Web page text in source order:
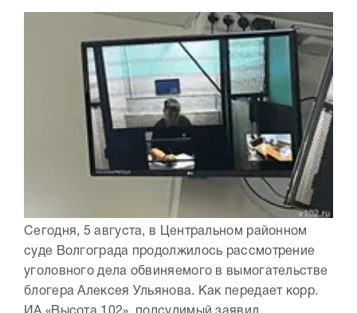
Сегодня, 5 августа, в Центральном районном
суде Волгограда продолжилось рассмотрение
уголовного дела обвиняемого в вымогательстве
блогера Алексея Ульянова. Как передает корр.